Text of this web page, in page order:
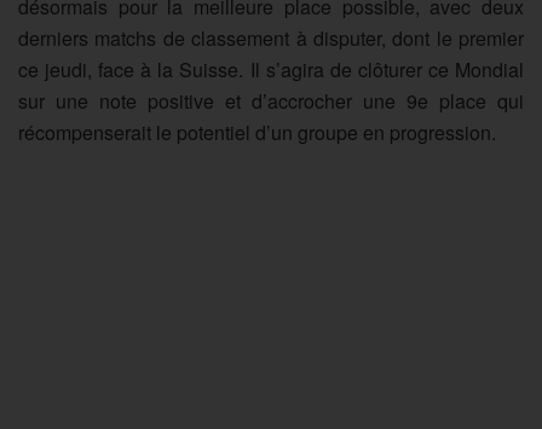
désormais pour la meilleure place possible, avec deux
derniers matchs de classement à disputer, dont le premier
ce jeudi, face à la Suisse. Il s’agira de clôturer ce Mondial
sur une note positive et d’accrocher une 9e place qui
récompenserait le potentiel d’un groupe en progression.